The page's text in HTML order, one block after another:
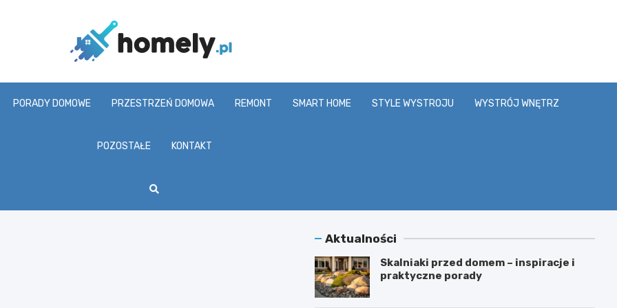
PORADY DOMOWE PRZESTRZEŃ DOMOWA REMONT SMART HOME STYLE WYSTROJU WYSTRÓJ WNĘTRZ
POZOSTAŁE KONTAKT
Aktualności
Skalniaki przed domem – inspiracje i
praktyczne porady